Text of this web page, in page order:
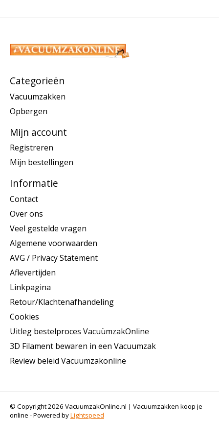
Categorieën
Vacuumzakken
Opbergen
Mijn account
Registreren
Mijn bestellingen
Informatie
Contact
Over ons
Veel gestelde vragen
Algemene voorwaarden
AVG / Privacy Statement
Aflevertijden
Linkpagina
Retour/Klachtenafhandeling
Cookies
Uitleg bestelproces VacuümzakOnline
3D Filament bewaren in een Vacuumzak
Review beleid Vacuumzakonline
© Copyright 2026 VacuumzakOnline.nl | Vacuumzakken koop je
online - Powered byLightspeed